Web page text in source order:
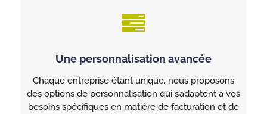
Une personnalisation avancée
Chaque entreprise étant unique, nous proposons
des options de personnalisation qui s’adaptent à vos
besoins spécifiques en matière de facturation et de